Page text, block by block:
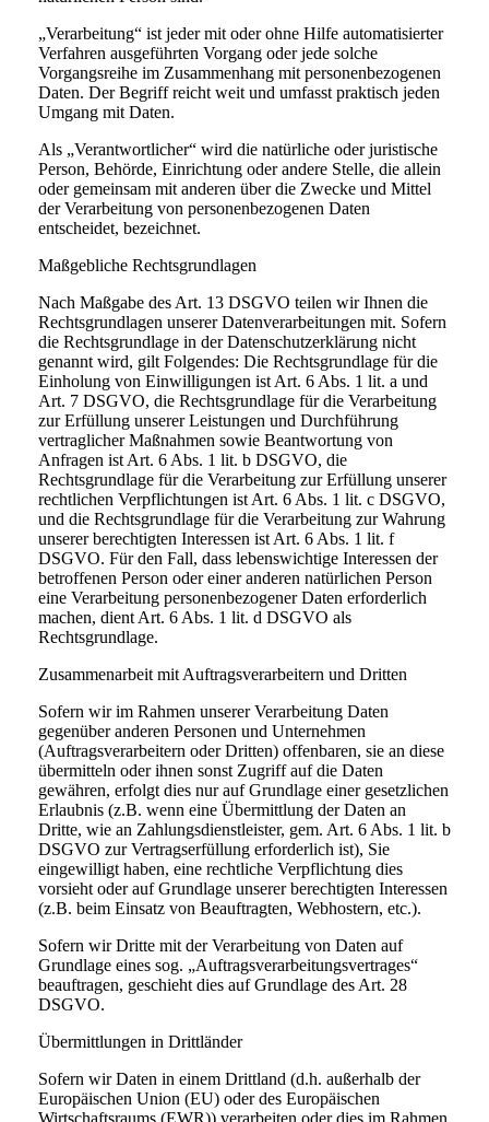
„Verarbeitung“ ist jeder mit oder ohne Hilfe automatisierter
Verfahren ausgeführten Vorgang oder jede solche
Vorgangsreihe im Zusammenhang mit personenbezogenen
Daten. Der Begriff reicht weit und umfasst praktisch jeden
Umgang mit Daten.
Als „Verantwortlicher“ wird die natürliche oder juristische
Person, Behörde, Einrichtung oder andere Stelle, die allein
oder gemeinsam mit anderen über die Zwecke und Mittel
der Verarbeitung von personenbezogenen Daten
entscheidet, bezeichnet.
Maßgebliche Rechtsgrundlagen
Nach Maßgabe des Art. 13 DSGVO teilen wir Ihnen die
Rechtsgrundlagen unserer Datenverarbeitungen mit. Sofern
die Rechtsgrundlage in der Datenschutzerklärung nicht
genannt wird, gilt Folgendes: Die Rechtsgrundlage für die
Einholung von Einwilligungen ist Art. 6 Abs. 1 lit. a und
Art. 7 DSGVO, die Rechtsgrundlage für die Verarbeitung
zur Erfüllung unserer Leistungen und Durchführung
vertraglicher Maßnahmen sowie Beantwortung von
Anfragen ist Art. 6 Abs. 1 lit. b DSGVO, die
Rechtsgrundlage für die Verarbeitung zur Erfüllung unserer
rechtlichen Verpflichtungen ist Art. 6 Abs. 1 lit. c DSGVO,
und die Rechtsgrundlage für die Verarbeitung zur Wahrung
unserer berechtigten Interessen ist Art. 6 Abs. 1 lit. f
DSGVO. Für den Fall, dass lebenswichtige Interessen der
betroffenen Person oder einer anderen natürlichen Person
eine Verarbeitung personenbezogener Daten erforderlich
machen, dient Art. 6 Abs. 1 lit. d DSGVO als
Rechtsgrundlage.
Zusammenarbeit mit Auftragsverarbeitern und Dritten
Sofern wir im Rahmen unserer Verarbeitung Daten
gegenüber anderen Personen und Unternehmen
(Auftragsverarbeitern oder Dritten) offenbaren, sie an diese
übermitteln oder ihnen sonst Zugriff auf die Daten
gewähren, erfolgt dies nur auf Grundlage einer gesetzlichen
Erlaubnis (z.B. wenn eine Übermittlung der Daten an
Dritte, wie an Zahlungsdienstleister, gem. Art. 6 Abs. 1 lit. b
DSGVO zur Vertragserfüllung erforderlich ist), Sie
eingewilligt haben, eine rechtliche Verpflichtung dies
vorsieht oder auf Grundlage unserer berechtigten Interessen
(z.B. beim Einsatz von Beauftragten, Webhostern, etc.).
Sofern wir Dritte mit der Verarbeitung von Daten auf
Grundlage eines sog. „Auftragsverarbeitungsvertrages“
beauftragen, geschieht dies auf Grundlage des Art. 28
DSGVO.
Übermittlungen in Drittländer
Sofern wir Daten in einem Drittland (d.h. außerhalb der
Europäischen Union (EU) oder des Europäischen